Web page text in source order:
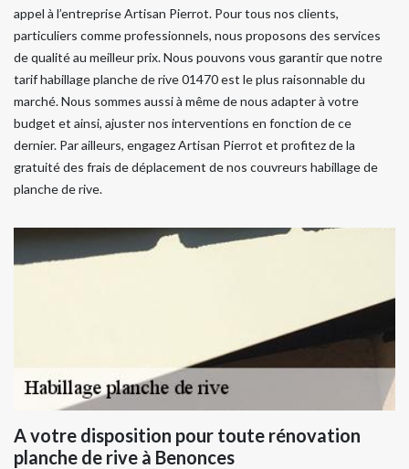
appel à l’entreprise Artisan Pierrot. Pour tous nos clients,
particuliers comme professionnels, nous proposons des services
de qualité au meilleur prix. Nous pouvons vous garantir que notre
tarif habillage planche de rive 01470 est le plus raisonnable du
marché. Nous sommes aussi à même de nous adapter à votre
budget et ainsi, ajuster nos interventions en fonction de ce
dernier. Par ailleurs, engagez Artisan Pierrot et profitez de la
gratuité des frais de déplacement de nos couvreurs habillage de
planche de rive.
A votre disposition pour toute rénovation
planche de rive à Benonces